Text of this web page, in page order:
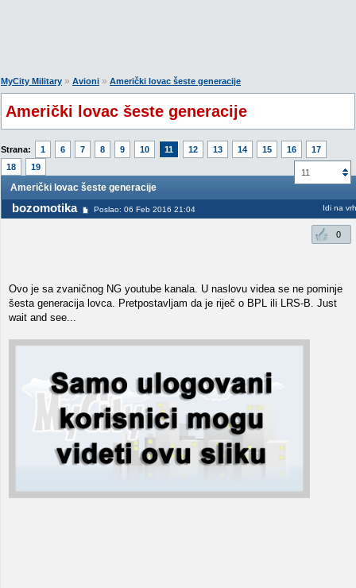
MyCity Military » Avioni » Američki lovac šeste generacije
Američki lovac šeste generacije
Strana: 1 6 7 8 9 10 11 12 13 14 15 16
17
18
19
11
Američki lovac šeste generacije
bozomotika Poslao: 06 Feb 2016 21:04 Idi na vrh
0
Ovo je sa zvaničnog NG youtube kanala. U naslovu videa se ne pominje
šesta generacija lovca. Pretpostavljam da je riječ o BPL ili LRS-B. Just
wait and see...